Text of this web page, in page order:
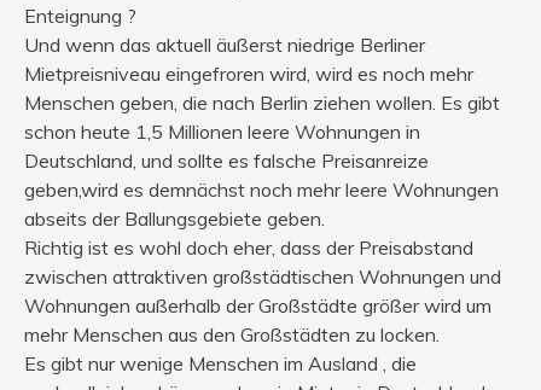
Enteignung ?
Und wenn das aktuell äußerst niedrige Berliner
Mietpreisniveau eingefroren wird, wird es noch mehr
Menschen geben, die nach Berlin ziehen wollen. Es gibt
schon heute 1,5 Millionen leere Wohnungen in
Deutschland, und sollte es falsche Preisanreize
geben,wird es demnächst noch mehr leere Wohnungen
abseits der Ballungsgebiete geben.
Richtig ist es wohl doch eher, dass der Preisabstand
zwischen attraktiven großstädtischen Wohnungen und
Wohnungen außerhalb der Großstädte größer wird um
mehr Menschen aus den Großstädten zu locken.
Es gibt nur wenige Menschen im Ausland , die